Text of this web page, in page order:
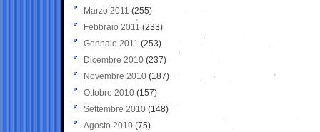
Marzo 2011 (255)
Febbraio 2011 (233)
Gennaio 2011 (253)
Dicembre 2010 (237)
Novembre 2010 (187)
Ottobre 2010 (157)
Settembre 2010 (148)
Agosto 2010 (75)